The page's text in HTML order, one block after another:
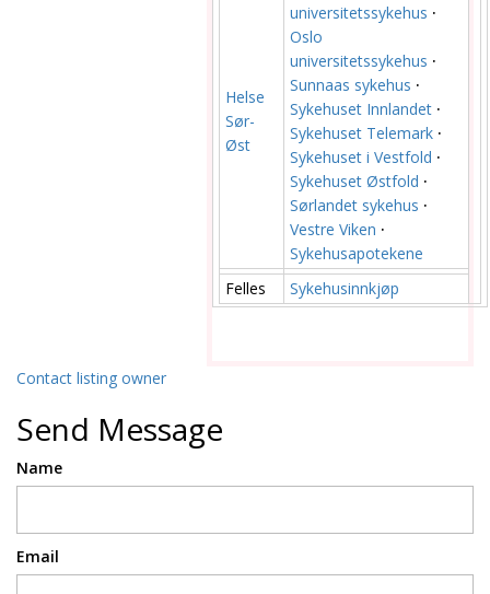
Helse
Sør-
Øst
universitetssykehus ·
Oslo
universitetssykehus ·
Sunnaas sykehus ·
Sykehuset Innlandet ·
Sykehuset Telemark ·
Sykehuset i Vestfold ·
Sykehuset Østfold ·
Sørlandet sykehus ·
Vestre Viken ·
Sykehusapotekene
Felles
Sykehusinnkjøp
Contact listing owner
Send Message
Name
Email